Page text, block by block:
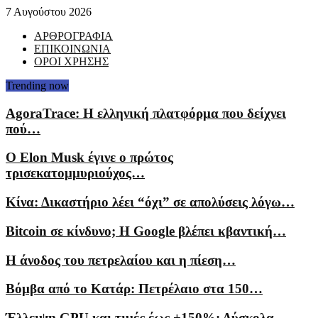
7 Αυγούστου 2026
ΑΡΘΡΟΓΡΑΦΙΑ
ΕΠΙΚΟΙΝΩΝΙΑ
ΟΡΟΙ ΧΡΗΣΗΣ
Trending now
AgoraTrace: Η ελληνική πλατφόρμα που δείχνει
πού…
Ο Elon Musk έγινε ο πρώτος
τρισεκατομμυριούχος…
Κίνα: Δικαστήριο λέει “όχι” σε απολύσεις λόγω…
Bitcoin σε κίνδυνο; Η Google βλέπει κβαντική…
Η άνοδος του πετρελαίου και η πίεση…
Βόμβα από το Κατάρ: Πετρέλαιο στα 150…